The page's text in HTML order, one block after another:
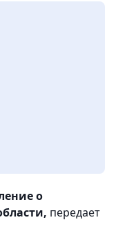
о
передает